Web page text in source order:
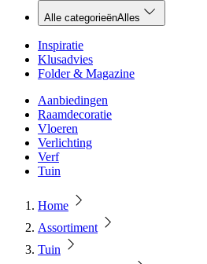
Alle categorieënAlles
Inspiratie
Klusadvies
Folder & Magazine
Aanbiedingen
Raamdecoratie
Vloeren
Verlichting
Verf
Tuin
Home
Assortiment
Tuin